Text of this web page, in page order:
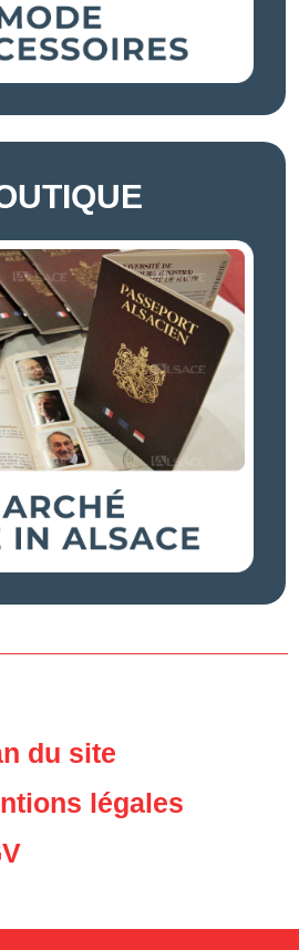
du site
légales